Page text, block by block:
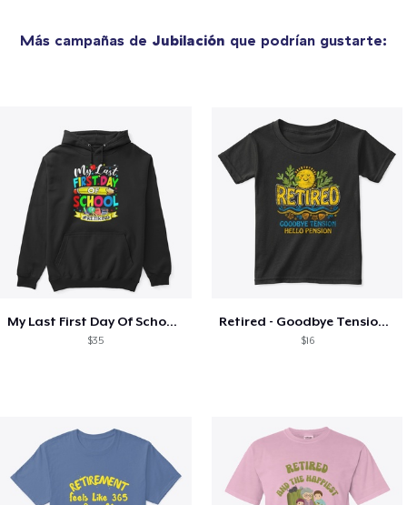
Más campañas de Jubilación que podrían gustarte:
My Last First Day Of School Retiring
$35
Retired - Goodbye Tension Hello Pension
$16